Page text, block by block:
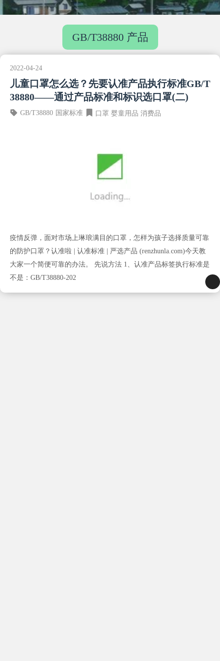
GB/T38880 产品
2022-04-24
儿童口罩怎么选？先要认准产品执行标准GB/T
38880——通过产品标准和标识选口罩(二)
GB/T38880 国家标准 口罩 婴童用品 消费品
疫情反弹，面对市场上琳琅满目的口罩，怎样为孩子选择质量可靠
的防护口罩？认准啦 | 认准标准 | 严选产品 (renzhunla.com)今天教
大家一个简便可靠的办法。 先说方法 1、认准产品标签执行标准是
不是：GB/T38880-202